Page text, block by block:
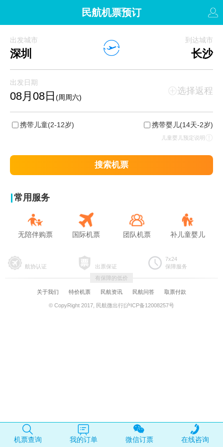
民航机票预订
出发城市
深圳
到达城市
长沙
出发日期
08月08日 (周周六)
选择返程
携带儿童(2-12岁) 携带婴儿(14天-2岁)
儿童婴儿预定说明
搜索机票
常用服务
无陪伴购票 国际机票 团队机票 补儿童婴儿
航协认证 出票保证
7x24
保障服务
有保障的低价
关于我们 特价机票 民航资讯 民航问答 取票付款
© CopyRight 2017, 民航微出行|沪ICP备12008257号
机票查询 我的订单 微信订票 在线咨询